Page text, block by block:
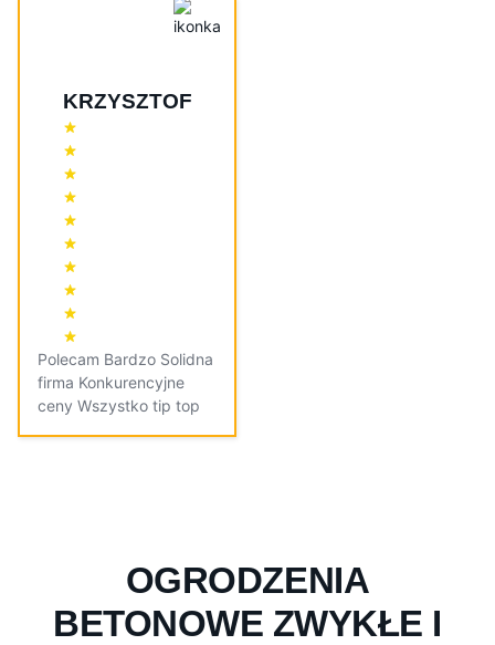
KRZYSZTOF
Polecam Bardzo Solidna
firma Konkurencyjne
ceny Wszystko tip top
OGRODZENIA
BETONOWE ZWYKŁE I